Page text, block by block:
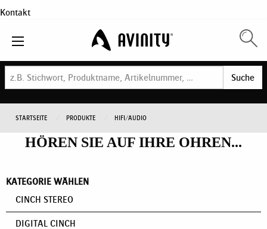
Kontakt
Suche
STARTSEITE PRODUKTE HIFI/AUDIO
HÖREN SIE AUF IHRE OHREN...
KATEGORIE WÄHLEN
CINCH STEREO
DIGITAL CINCH